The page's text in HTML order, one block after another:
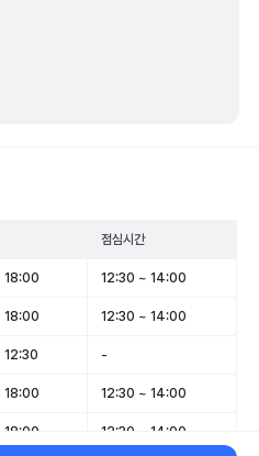
점심시간
18:00 12:30 ~ 14:00
18:00 12:30 ~ 14:00
-
18:00 12:30 ~ 14:00
18:00 12:30 ~ 14:00